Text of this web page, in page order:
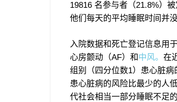
19816 名参与者（21.8%）
他们每天的平均睡眠时间并
入院数据和死亡登记信息用
心房颤动（AF）和 中风。 在
组别（四分位数1）患心脏
患心脏病的风险比最少的人
代社会相当一部分睡眠不足